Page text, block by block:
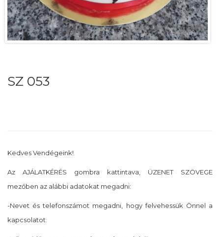
SZ 053
Kedves Vendégeink!
Az AJÁLATKÉRÉS gombra kattintava, ÜZENET SZÖVEGE
mezőben az alábbi adatokat megadni:
-Nevet és telefonszámot megadni, hogy felvehessük Önnel a
kapcsolatot.